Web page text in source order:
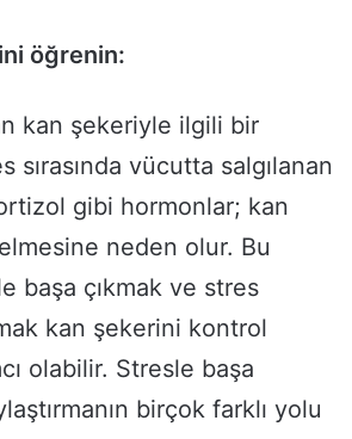
öğrenin:
kan şekeriyle ilgili bir
sırasında vücutta salgılanan
gibi hormonlar; kan
neden olur. Bu
başa çıkmak ve stres
kan şekerini kontrol
olabilir. Stresle başa
birçok farklı yolu